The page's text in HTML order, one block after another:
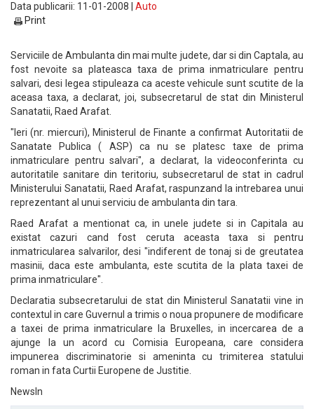
Data publicarii: 11-01-2008 | Auto
Print
Serviciile de Ambulanta din mai multe judete, dar si din Captala, au
fost nevoite sa plateasca taxa de prima inmatriculare pentru
salvari, desi legea stipuleaza ca aceste vehicule sunt scutite de la
aceasa taxa, a declarat, joi, subsecretarul de stat din Ministerul
Sanatatii, Raed Arafat.
"Ieri (nr. miercuri), Ministerul de Finante a confirmat Autoritatii de
Sanatate Publica ( ASP) ca nu se platesc taxe de prima
inmatriculare pentru salvari", a declarat, la videoconferinta cu
autoritatile sanitare din teritoriu, subsecretarul de stat in cadrul
Ministerului Sanatatii, Raed Arafat, raspunzand la intrebarea unui
reprezentant al unui serviciu de ambulanta din tara.
Raed Arafat a mentionat ca, in unele judete si in Capitala au
existat cazuri cand fost ceruta aceasta taxa si pentru
inmatricularea salvarilor, desi "indiferent de tonaj si de greutatea
masinii, daca este ambulanta, este scutita de la plata taxei de
prima inmatriculare".
Declaratia subsecretarului de stat din Ministerul Sanatatii vine in
contextul in care Guvernul a trimis o noua propunere de modificare
a taxei de prima inmatriculare la Bruxelles, in incercarea de a
ajunge la un acord cu Comisia Europeana, care considera
impunerea discriminatorie si ameninta cu trimiterea statului
roman in fata Curtii Europene de Justitie.
NewsIn